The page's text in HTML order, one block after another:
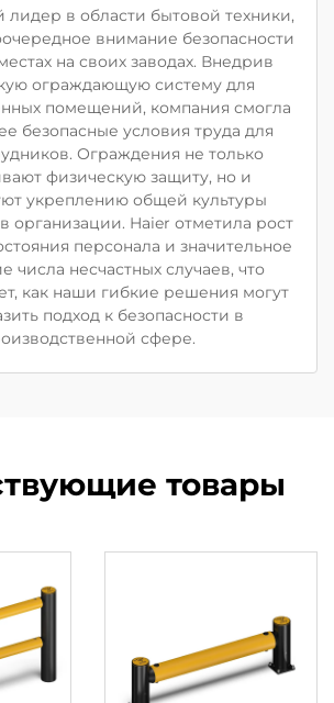
лидер в области бытовой техники,
внимание безопасности
на своих заводах. Внедрив
ограждающую систему для
помещений, компания смогла
безопасные условия труда для
Ограждения не только
физическую защиту, но и
укреплению общей культуры
организации. Haier отметила рост
персонала и значительное
числа несчастных случаев, что
как наши гибкие решения могут
подход к безопасности в
сфере.
товары